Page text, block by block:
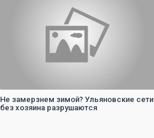
Не замерзнем зимой? Ульяновские сети
без хозяина разрушаются